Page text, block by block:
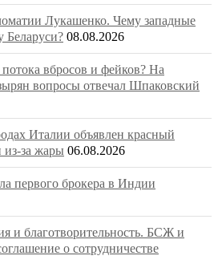
Лукашенко. Чему западные
Беларуси? 08.08.2026
вбросов и фейков? На
вопросы отвечал Шпаковский
Италии объявлен красный
из-за жары 06.08.2026
первого брокера в Индии
и благотворительность. БСЖ и
о сотрудничестве